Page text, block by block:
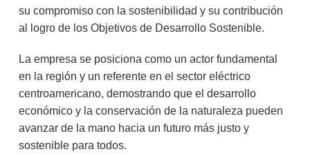
su compromiso con la sostenibilidad y su contribución
al logro de los Objetivos de Desarrollo Sostenible.
La empresa se posiciona como un actor fundamental
en la región y un referente en el sector eléctrico
centroamericano, demostrando que el desarrollo
económico y la conservación de la naturaleza pueden
avanzar de la mano hacia un futuro más justo y
sostenible para todos.